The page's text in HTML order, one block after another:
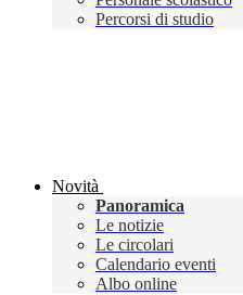
Percorsi di studio
Novità
Panoramica
Le notizie
Le circolari
Calendario eventi
Albo online